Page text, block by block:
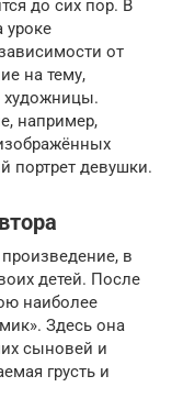
до сих пор. В
уроке
от
на тему,
художницы.
например,
портрет девушки.
в
детей. После
наиболее
Здесь она
сыновей и
грусть и